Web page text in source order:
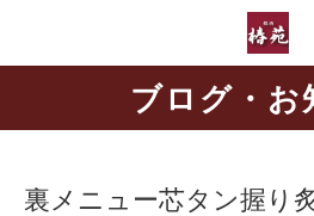
ブログ・お
裏メニュー芯タン握り